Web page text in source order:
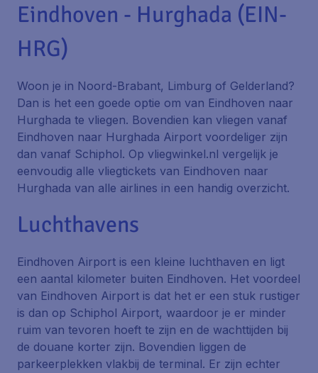
Eindhoven - Hurghada (EIN-
HRG)
Woon je in Noord-Brabant, Limburg of Gelderland?
Dan is het een goede optie om van Eindhoven naar
Hurghada te vliegen. Bovendien kan vliegen vanaf
Eindhoven naar Hurghada Airport voordeliger zijn
dan vanaf Schiphol. Op vliegwinkel.nl vergelijk je
eenvoudig alle vliegtickets van Eindhoven naar
Hurghada van alle airlines in een handig overzicht.
Luchthavens
Eindhoven Airport is een kleine luchthaven en ligt
een aantal kilometer buiten Eindhoven. Het voordeel
van Eindhoven Airport is dat het er een stuk rustiger
is dan op Schiphol Airport, waardoor je er minder
ruim van tevoren hoeft te zijn en de wachttijden bij
de douane korter zijn. Bovendien liggen de
parkeerplekken vlakbij de terminal. Er zijn echter